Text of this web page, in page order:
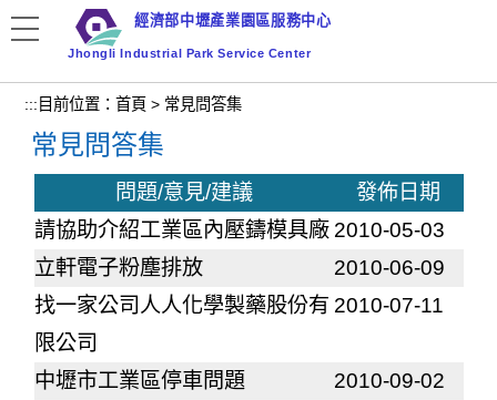
要
容
區
經濟部中壢產業園區服務中心
Jhongli Industrial Park Service Center
::: 目前位置：首頁 > 常見問答集
常見問答集
問題/意見/建議
發佈日期
請協助介紹工業區內壓鑄模具廠 2010-05-03
立軒電子粉塵排放
2010-06-09
找一家公司人人化學製藥股份有
限公司
2010-07-11
中壢市工業區停車問題
2010-09-02